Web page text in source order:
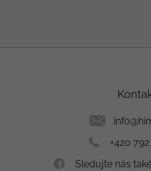
info@
+420
Sledujte nás